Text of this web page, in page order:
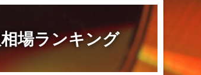
場ランキング